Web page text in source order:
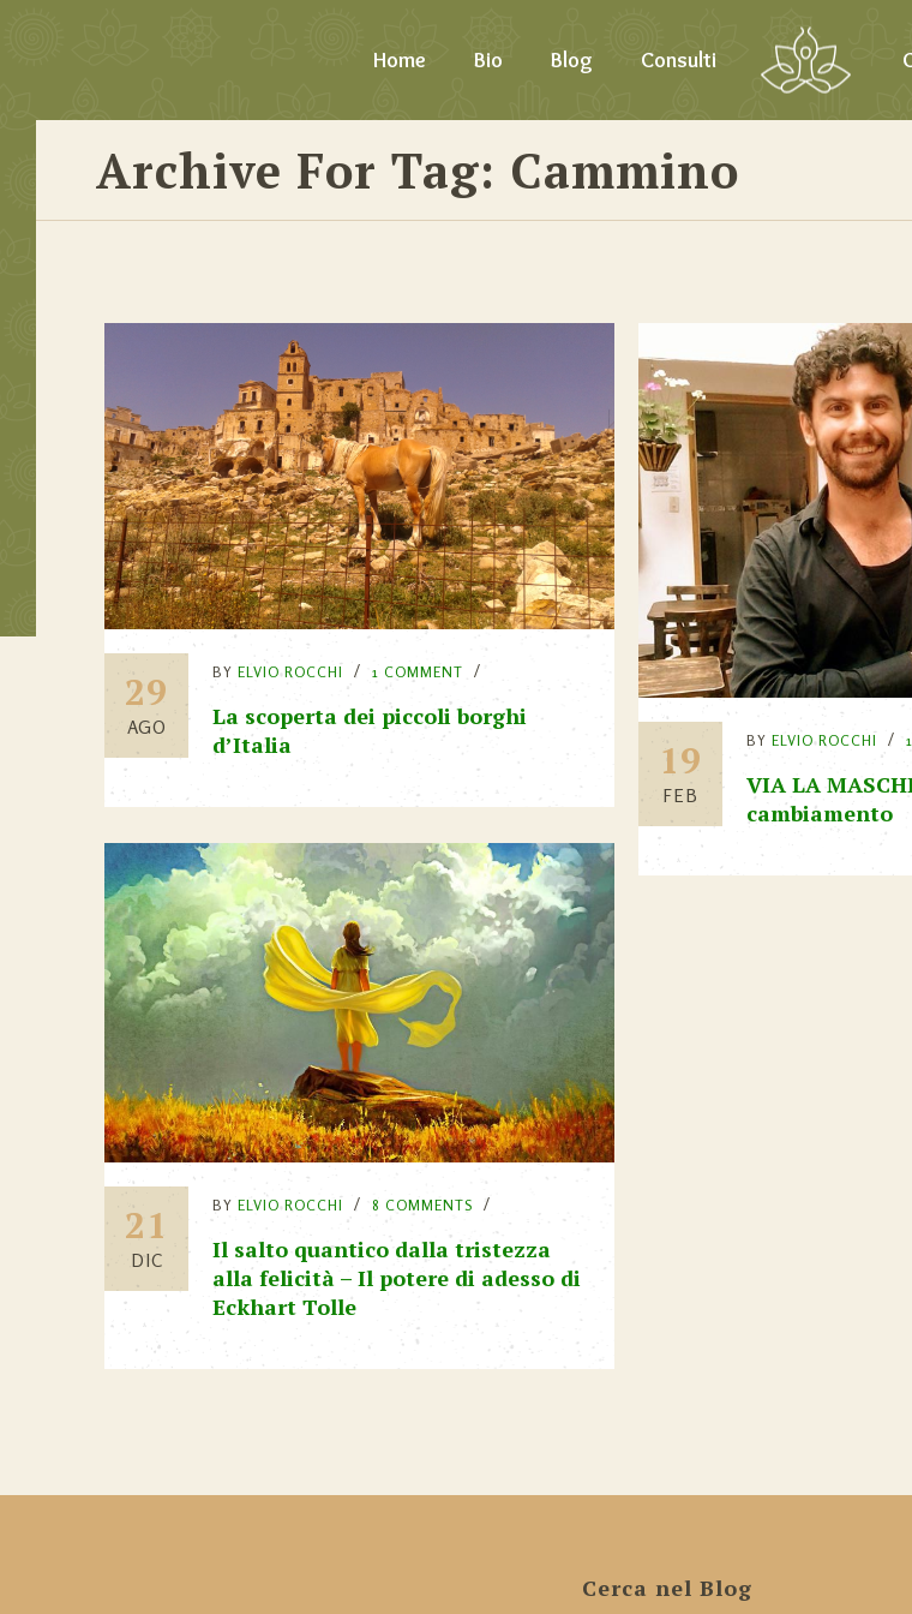
Home Bio Blog Consulti
Archive For Tag: Cammino
29
AGO
BY ELVIO ROCCHI 1 COMMENT
La scoperta dei piccoli borghi
d’Italia
19
FEB
BY ELVIO ROCCHI
VIA LA
cambiamento
21
DIC
BY ELVIO ROCCHI 8 COMMENTS
Il salto quantico dalla tristezza
alla felicità – Il potere di adesso di
Eckhart Tolle
Cerca nel Blog